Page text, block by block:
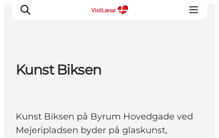
Kunst Biksen
Kunst Biksen på Byrum Hovedgade ved
Mejeripladsen byder på glaskunst,